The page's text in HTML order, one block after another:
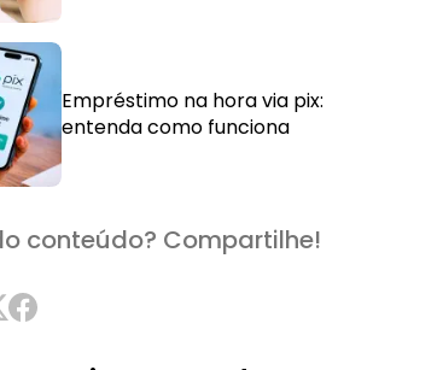
Empréstimo na hora via pix:
entenda como funciona
conteúdo? Compartilhe!